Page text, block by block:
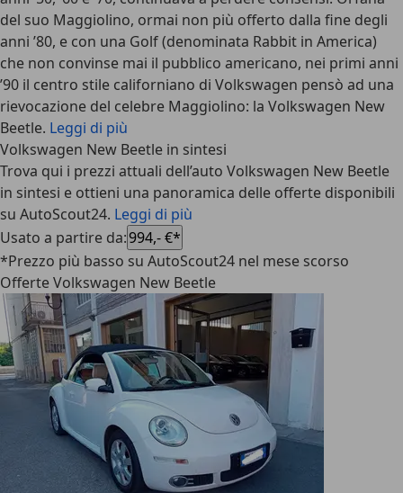
del suo Maggiolino, ormai non più offerto dalla fine degli
anni ’80, e con una Golf (denominata Rabbit in America)
che non convinse mai il pubblico americano, nei primi anni
’90 il centro stile californiano di Volkswagen pensò ad una
rievocazione del celebre Maggiolino: la Volkswagen New
Beetle. Leggi di più
Volkswagen New Beetle in sintesi
Trova qui i prezzi attuali dell’auto Volkswagen New Beetle
in sintesi e ottieni una panoramica delle offerte disponibili
su AutoScout24. Leggi di più
Usato a partire da:994,- €*
*Prezzo più basso su AutoScout24 nel mese scorso
Offerte Volkswagen New Beetle